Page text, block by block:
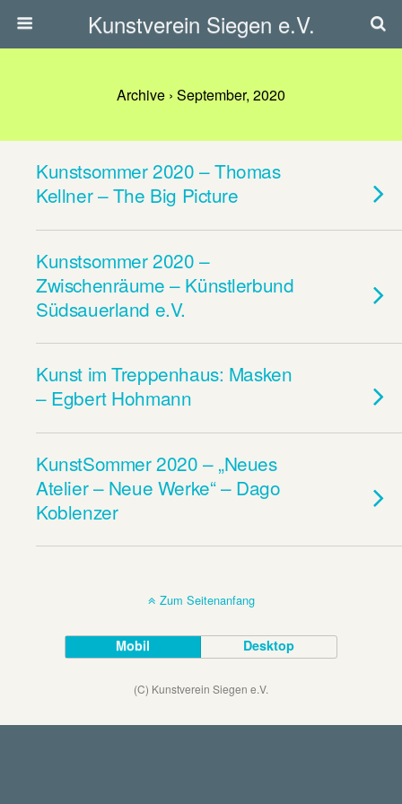
Kunstverein Siegen e.V.
Archive › September, 2020
Kunstsommer 2020 – Thomas
Kellner – The Big Picture
Kunstsommer 2020 –
Zwischenräume – Künstlerbund
Südsauerland e.V.
Kunst im Treppenhaus: Masken
– Egbert Hohmann
KunstSommer 2020 – „Neues
Atelier – Neue Werke“ – Dago
Koblenzer
Zum Seitenanfang
Mobil Desktop
(C) Kunstverein Siegen e.V.